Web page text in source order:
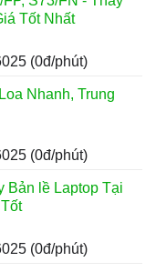
Tốt Nhất
(0đ/phút)
Nhanh, Trung
(0đ/phút)
Bản lề Laptop Tại
(0đ/phút)